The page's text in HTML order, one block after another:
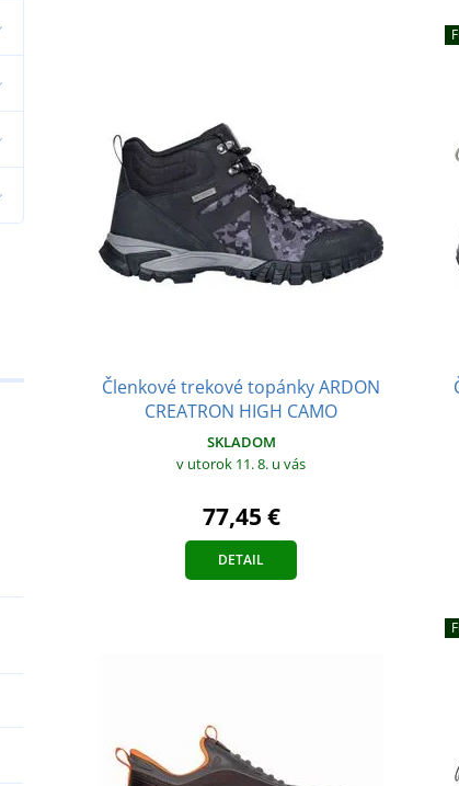
Členkové trekové topánky ARDON
CREATRON HIGH CAMO
SKLADOM
v utorok 11. 8. u vás
77,45 €
DETAIL